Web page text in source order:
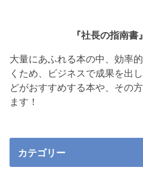
『社長の指南
大量にあふれる本の中、効率
くため、ビジネスで成果を出
どがおすすめする本や、その
ます！
カテゴリー